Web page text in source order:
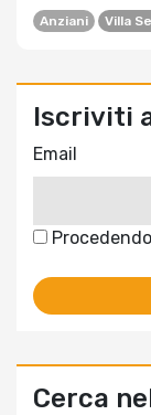
Anziani Villa
Iscriviti
Email
Cerca